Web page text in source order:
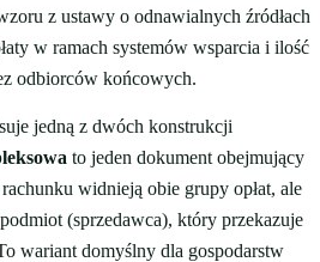
z ustawy o odnawialnych źródłach
w ramach systemów wsparcia i ilość
odbiorców końcowych.
jedną z dwóch konstrukcji
to jeden dokument obejmujący
widnieją obie grupy opłat, ale
(sprzedawca), który przekazuje
wariant domyślny dla gospodarstw